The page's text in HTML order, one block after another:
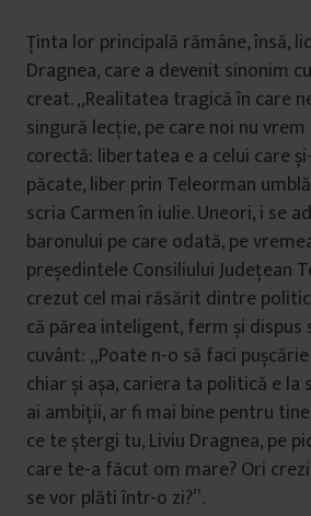
Ținta lor principală rămâne, însă,
Dragnea, care a devenit sinonim
creat. „Realitatea tragică în care
singură lecție, pe care noi nu
corectă: libertatea e a celui care
păcate, liber prin Teleorman
scria Carmen în iulie. Uneori, i se
baronului pe care odată, pe
președintele Consiliului Județean
crezut cel mai răsărit dintre
că părea inteligent, ferm și dispus
cuvânt: „Poate n-o să faci
chiar și așa, cariera ta politică e la
ai ambiții, ar fi mai bine pentru
ce te ștergi tu, Liviu Dragnea, pe
care te-a făcut om mare? Ori
se vor plăti într-o zi?”.